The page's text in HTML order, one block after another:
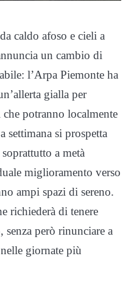
caldo afoso e cieli a
un cambio di
l’Arpa Piemonte ha
gialla per
potranno localmente
settimana si prospetta
a metà
miglioramento verso
ampi spazi di sereno.
richiederà di tenere
però rinunciare a
giornate più